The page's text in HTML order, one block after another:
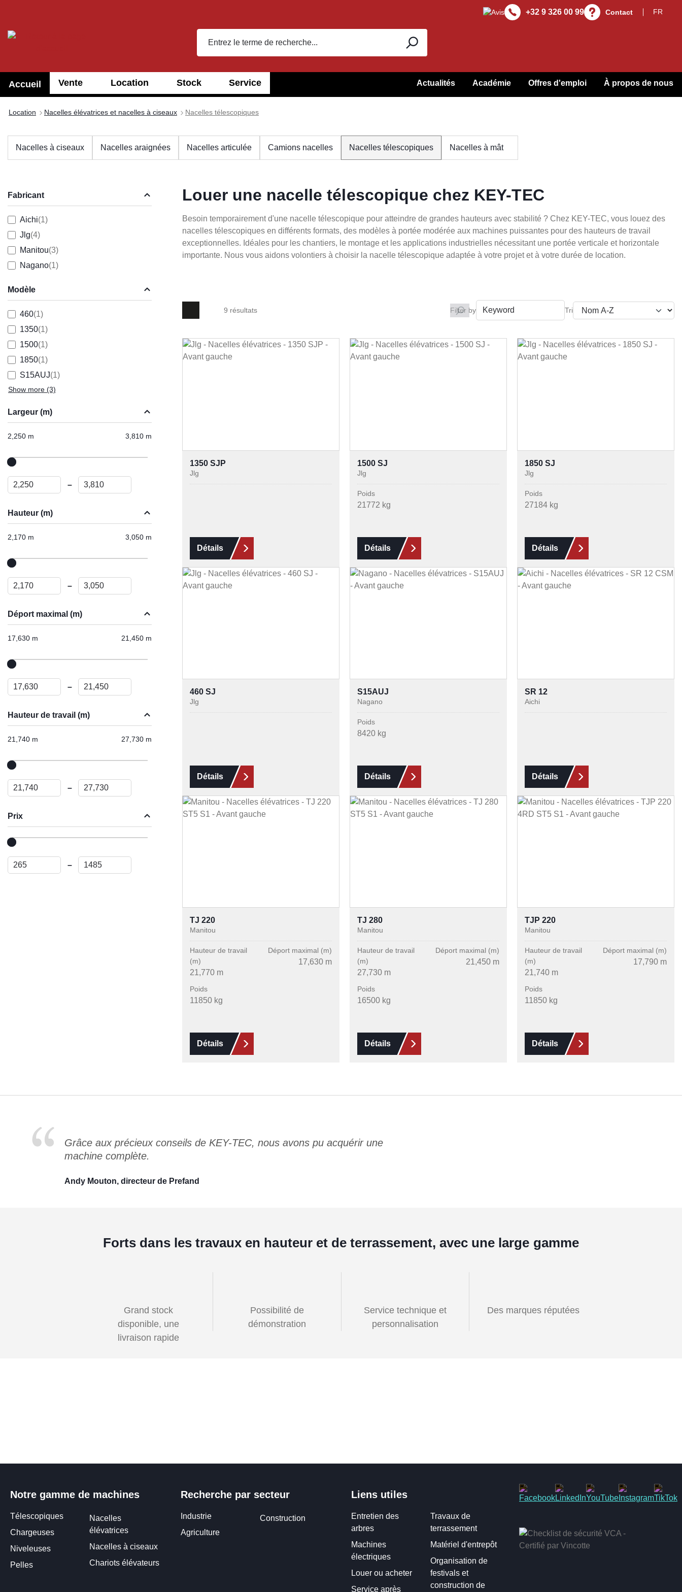
+32 9 326 00 99 Contact
Accueil Vente Location Stock Service Actualités Académie Offres d'emploi À propos de nous
Location Nacelles élévatrices et nacelles à ciseaux Nacelles télescopiques
Nacelles à ciseaux Nacelles araignées Nacelles articulée Camions nacelles Nacelles télescopiques Nacelles à mât
Fabricant
Aichi(1)
Jlg(4)
Manitou(3)
Nagano(1)
Modèle
460(1)
1350(1)
1500(1)
1850(1)
S15AUJ(1)
Show more (3)
Largeur (m)
–
2,250 m 3,810 m
Hauteur (m)
–
2,170 m 3,050 m
Déport maximal (m)
–
17,630 m 21,450 m
Hauteur de travail (m)
–
21,740 m 27,730 m
Prix
–
Louer une nacelle télescopique chez KEY-TEC
Besoin temporairement d'une nacelle télescopique pour atteindre de grandes hauteurs avec stabilité ? Chez KEY-TEC, vous louez des
nacelles télescopiques en différents formats, des modèles à portée modérée aux machines puissantes pour des hauteurs de travail
exceptionnelles. Idéales pour les chantiers, le montage et les applications industrielles nécessitant une portée verticale et horizontale
importante. Nous vous aidons volontiers à choisir la nacelle télescopique adaptée à votre projet et à votre durée de location.
9 résultats Filter by
1350 SJP
Jlg
Détails
1500 SJ
Jlg
Poids
21772 kg
Détails
1850 SJ
Jlg
Poids
27184 kg
Détails
460 SJ
Jlg
Détails
S15AUJ
Nagano
Poids
8420 kg
Détails
SR 12
Aichi
Détails
TJ 220
Manitou
Hauteur de travail
(m)
21,770 m
Déport maximal (m)
17,630 m
Poids
11850 kg
Détails
TJ 280
Manitou
Hauteur de travail
(m)
27,730 m
Déport maximal (m)
21,450 m
Poids
16500 kg
Détails
TJP 220
Manitou
Hauteur de travail
(m)
21,740 m
Déport maximal (m)
17,790 m
Poids
11850 kg
Détails
Grâce aux précieux conseils de KEY-TEC, nous avons pu acquérir une
machine complète.
Andy Mouton, directeur de Prefand
Forts dans les travaux en hauteur et de terrassement, avec une large gamme
Grand stock
disponible, une
livraison rapide
Possibilité de
démonstration
Service technique et
personnalisation
Des marques réputées
Notre gamme de machines
Télescopiques
Chargeuses
Niveleuses
Pelles
Nacelles
élévatrices
Nacelles à ciseaux
Chariots élévateurs
Recherche par secteur
Industrie
Agriculture
Construction
Liens utiles
Entretien des
arbres
Machines
électriques
Louer ou acheter
Service après
Travaux de
terrassement
Matériel d'entrepôt
Organisation de
festivals et
construction de